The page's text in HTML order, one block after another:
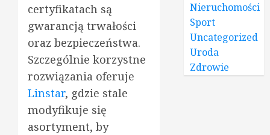
certyfikatach są
gwarancją trwałości
oraz bezpieczeństwa.
Szczególnie korzystne
rozwiązania oferuje
Linstar, gdzie stale
modyfikuje się
asortyment, by
Nieruchomości
Sport
Uncategorized
Uroda
Zdrowie